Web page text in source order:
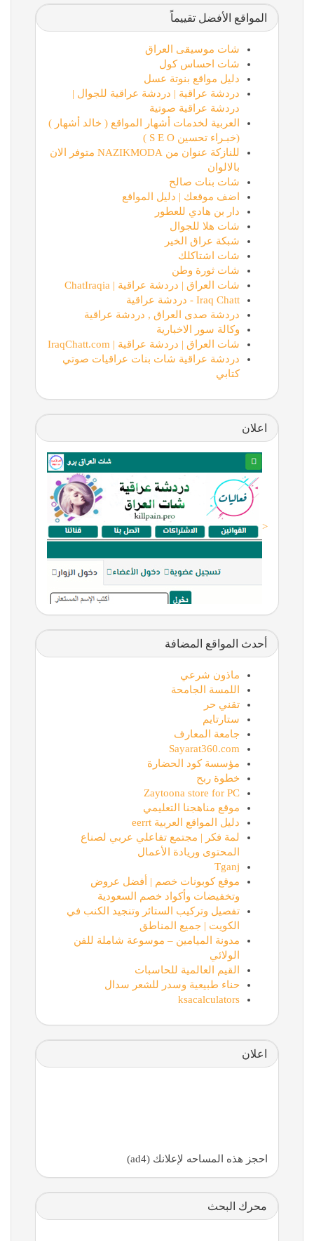
المواقع الأفضل تقييماً
شات موسيقى العراق
شات احساس كول
دليل مواقع بنوتة عسل
دردشة عراقية | دردشة عراقية للجوال |
دردشة عراقية صوتية
العربية لخدمات أشهار المواقع ( خالد أشهار )
(خبـراء تحسين S E O )
للنازكة عنوان من NAZIKMODA متوفر الان
بالالوان
شات بنات صالح
اضف موقعك | دليل المواقع
دار بن هادي للعطور
شات هلا للجوال
شبكة عراق الخير
شات اشتاكلك
شات ثورة وطن
شات العراق | دردشة عراقية | ChatIraqia
Iraq Chatt - دردشة عراقية
دردشة صدى العراق , دردشة عراقية
وكالة سور الاخبارية
شات العراق | دردشة عراقية | IraqChatt.com
دردشة عراقية شات بنات عراقيات صوتي
كتابي
اعلان
<
أحدث المواقع المضافة
ماذون شرعي
اللمسة الجامحة
تقني حر
ستارتايم
جامعة المعارف
Sayarat360.com
مؤسسة كود الحضارة
خطوة ربح
Zaytoona store for PC
موقع مناهجنا التعليمي
دليل المواقع العربية eerrt
لمة فكر | مجتمع تفاعلي عربي لصناع
المحتوى وريادة الأعمال
Tganj
موقع كوبونات خصم | أفضل عروض
وتخفيضات وأكواد خصم السعودية
تفصيل وتركيب الستائر وتنجيد الكنب في
الكويت | جميع المناطق
مدونة الميامين – موسوعة شاملة للفن
الولائي
القيم العالمية للحاسبات
حناء طبيعية وسدر للشعر سدال
ksacalculators
اعلان
احجز هذه المساحه لإعلانك (ad4)
محرك البحث